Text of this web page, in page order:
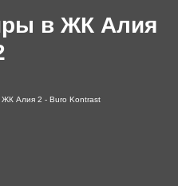
в ЖК Алия
ЖК Алия 2 - Buro Kontrast